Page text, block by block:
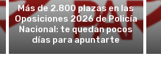
Más de 2.800 plazas en las
Oposiciones 2026 de Policía
Nacional: te quedan pocos
días para apuntarte